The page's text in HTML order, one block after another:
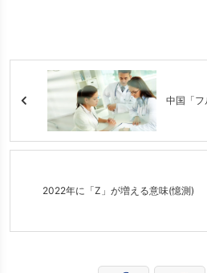
中国「
2022年に「Z」が増える意味(憶測)